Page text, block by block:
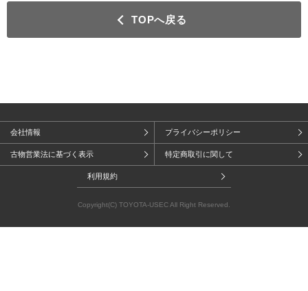
TOPへ戻る
会社情報 プライバシーポリシー
古物営業法に基づく表示 特定商取引に関して
利用規約
Copyright(C) TOYOTA-USEC All Right Reserved.